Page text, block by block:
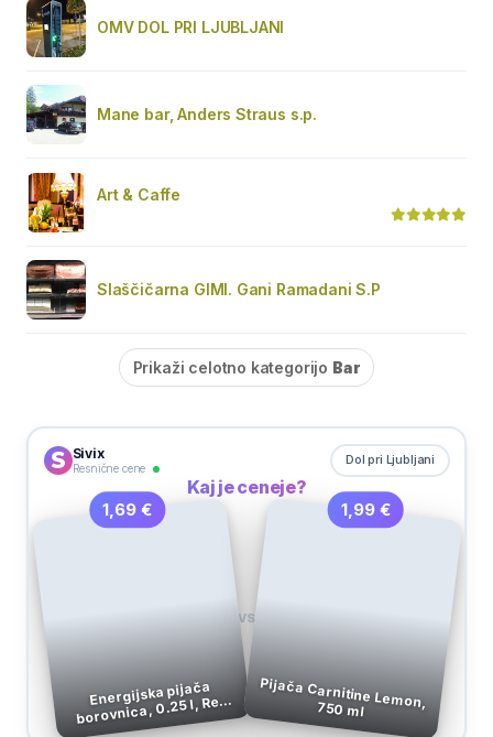
OMV DOL PRI LJUBLJANI
Mane bar, Anders Straus s.p.
Art & Caffe
Slaščičarna GIMI. Gani Ramadani S.P
Prikaži celotno kategorijo Bar
Sivix
Resnične cene
Dol pri Ljubljani
Kaj je ceneje?
1,69 €
Energijska pijača
borovnica, 0.25 l, Red
Bull
VS
1,99 €
Pijača Carnitine Lemon,
750 ml